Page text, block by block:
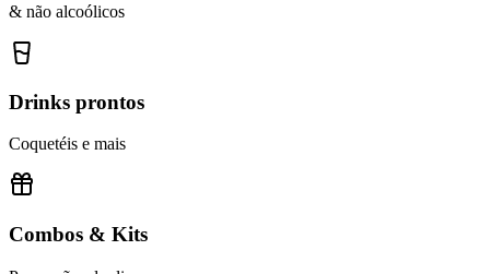
& não alcoólicos
Drinks prontos
Coquetéis e mais
Combos & Kits